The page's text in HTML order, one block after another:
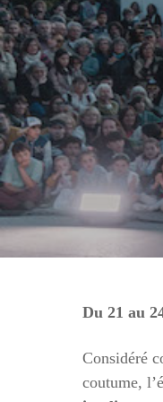
Du 21 au
Considéré
coutume,